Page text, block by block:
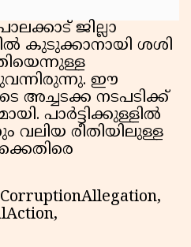
ജില്ലാ
കുടുക്കാനായി ശശി
ഈ
അച്ചടക്ക നടപടിക്ക്
പാർട്ടിക്കുള്ളിൽ
വലിയ രീതിയിലുള്ള